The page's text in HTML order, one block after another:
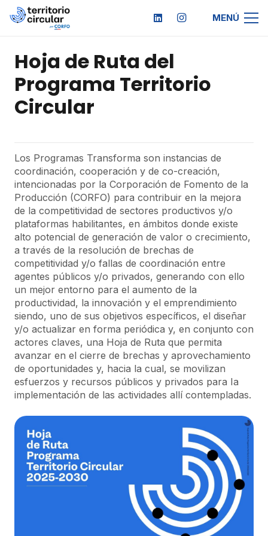
MENÚ
Hoja de Ruta del
Programa Territorio
Circular
Los Programas Transforma son instancias de
coordinación, cooperación y de co-creación,
intencionadas por la Corporación de Fomento de la
Producción (CORFO) para contribuir en la mejora
de la competitividad de sectores productivos y/o
plataformas habilitantes, en ámbitos donde existe
alto potencial de generación de valor o crecimiento,
a través de la resolución de brechas de
competitividad y/o fallas de coordinación entre
agentes públicos y/o privados, generando con ello
un mejor entorno para el aumento de la
productividad, la innovación y el emprendimiento
siendo, uno de sus objetivos específicos, el diseñar
y/o actualizar en forma periódica y, en conjunto con
actores claves, una Hoja de Ruta que permita
avanzar en el cierre de brechas y aprovechamiento
de oportunidades y, hacia la cual, se movilizan
esfuerzos y recursos públicos y privados para Ia
implementación de las actividades allí contempladas.